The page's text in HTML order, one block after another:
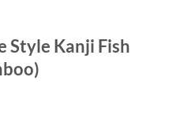
Style Kanji Fish